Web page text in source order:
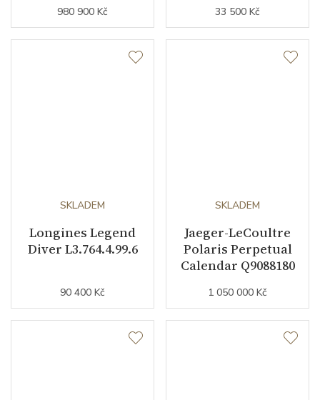
980 900 Kč 33 500 Kč
SKLADEM
Longines Legend
Diver L3.764.4.99.6
90 400 Kč
SKLADEM
Jaeger-LeCoultre
Polaris Perpetual
Calendar Q9088180
1 050 000 Kč